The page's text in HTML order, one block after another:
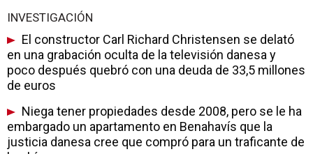
INVESTIGACIÓN
El constructor Carl Richard Christensen se delató
en una grabación oculta de la televisión danesa y
poco después quebró con una deuda de 33,5 millones
de euros
Niega tener propiedades desde 2008, pero se le ha
embargado un apartamento en Benahavís que la
justicia danesa cree que compró para un traficante de